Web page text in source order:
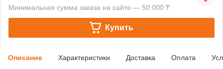
Минимальная сумма заказа на сайте — 50 000 ₸
Купить
Описание Характеристики Доставка Оплата